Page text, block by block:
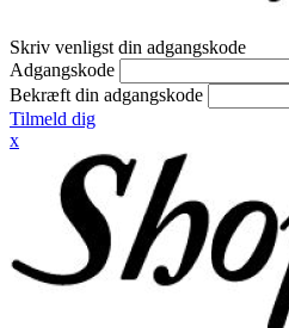
Skriv venligst din adgangskode
Adgangskode
Bekræft din adgangskode
Tilmeld dig
x